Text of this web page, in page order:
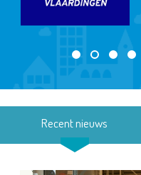
Recent nieuws